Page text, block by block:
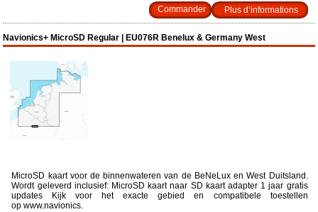
Plus d’informations
Navionics+ MicroSD Regular | EU076R Benelux & Germany West
MicroSD kaart voor de binnenwateren van de BeNeLux en West Duitsland.
Wordt geleverd inclusief: MicroSD kaart naar SD kaart adapter 1 jaar gratis
updates Kijk voor het exacte gebied en compatibele toestellen
op www.navionics.